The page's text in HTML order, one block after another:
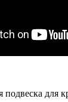
подвеска для